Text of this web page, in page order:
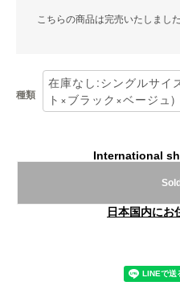
こちらの商品は完売いたしまし
種類
International
日本国内にお